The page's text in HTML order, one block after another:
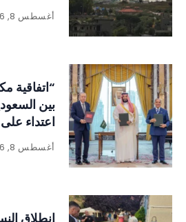
أغسطس 8, 2026
“اتفاقية
بين
اعتداء
للدول الثلاث
أغسطس 8, 2026
انطلاق